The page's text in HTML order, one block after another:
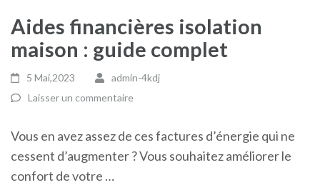
Aides financières isolation
maison : guide complet
5 Mai,2023
admin-4kdj
Laisser un commentaire
Vous en avez assez de ces factures d’énergie qui ne
cessent d’augmenter ? Vous souhaitez améliorer le
confort de votre …